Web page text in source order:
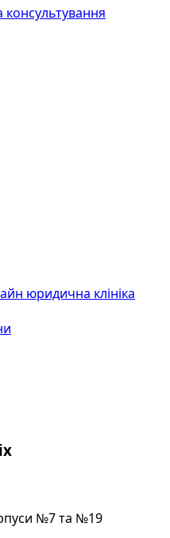
консультування
юридична клініка
№7 та №19